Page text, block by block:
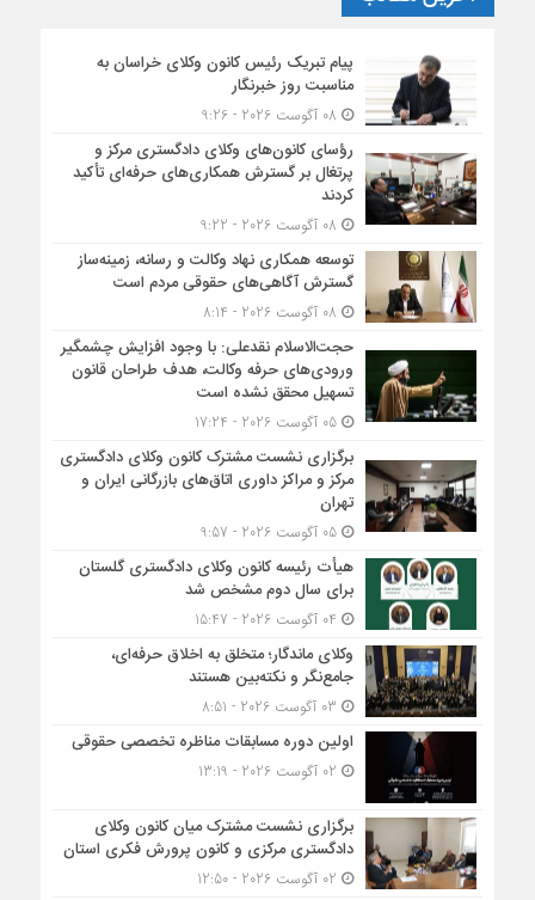
پیام تبریک رئیس کانون وکلای خراسان به
مناسبت روز خبرنگار
رؤسای کانون‌های وکلای دادگستری مرکز و
پرتغال بر گسترش همکاری‌های حرفه‌ای تأکید
کردند
توسعه همکاری نهاد وکالت و رسانه، زمینه‌ساز
گسترش آگاهی‌های حقوقی مردم است
حجت‌الاسلام نقدعلی: با وجود افزایش چشمگیر
ورودی‌های حرفه وکالت، هدف طراحان قانون
تسهیل محقق نشده است
05 آگوست 2026 - 17:24
برگزاری نشست مشترک کانون وکلای دادگستری
مرکز و مراکز داوری اتاق‌های بازرگانی ایران و
تهران
05 آگوست 2026 - 9:57
هیأت ‌رئیسه کانون وکلای دادگستری گلستان
برای سال دوم مشخص شد
وکلای ماندگار؛ متخلق به اخلاق حرفه‌ای،
جامع‌نگر و نکته‌بین هستند
اولین دوره مسابقات مناظره تخصصی حقوقی
برگزاری نشست مشترک میان کانون وکلای
دادگستری مرکزی و کانون پرورش فکری استان